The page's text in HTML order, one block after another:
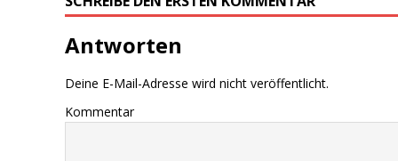
Antworten
Deine E-Mail-Adresse wird nicht veröffentlicht.
Kommentar